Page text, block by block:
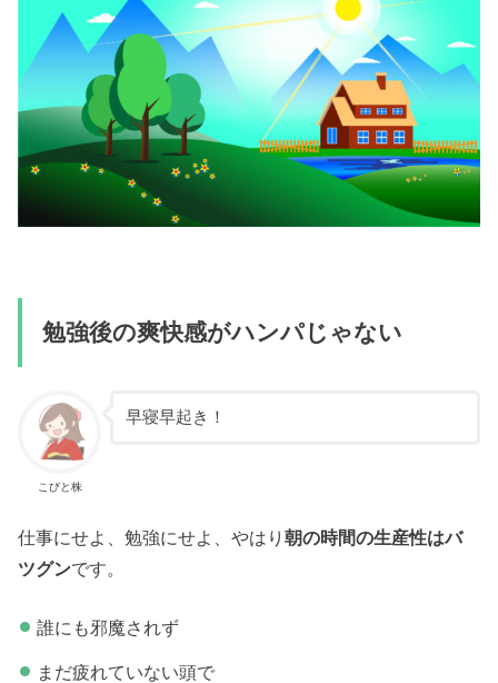
勉強後の爽快感がハンパじゃない
こびと株
早寝早起き！
仕事にせよ、勉強にせよ、やはり朝の時間の生産性はバ
ツグンです。
誰にも邪魔されず
まだ疲れていない頭で